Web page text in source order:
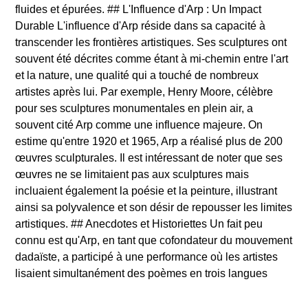
fluides et épurées. ## L'Influence d'Arp : Un Impact
Durable L'influence d'Arp réside dans sa capacité à
transcender les frontières artistiques. Ses sculptures ont
souvent été décrites comme étant à mi-chemin entre l'art
et la nature, une qualité qui a touché de nombreux
artistes après lui. Par exemple, Henry Moore, célèbre
pour ses sculptures monumentales en plein air, a
souvent cité Arp comme une influence majeure. On
estime qu'entre 1920 et 1965, Arp a réalisé plus de 200
œuvres sculpturales. Il est intéressant de noter que ses
œuvres ne se limitaient pas aux sculptures mais
incluaient également la poésie et la peinture, illustrant
ainsi sa polyvalence et son désir de repousser les limites
artistiques. ## Anecdotes et Historiettes Un fait peu
connu est qu'Arp, en tant que cofondateur du mouvement
dadaïste, a participé à une performance où les artistes
lisaient simultanément des poèmes en trois langues